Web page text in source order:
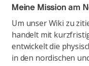
Meine Mission am
Um unser Wiki zu
handelt mit
entwickelt die
in den nordischen